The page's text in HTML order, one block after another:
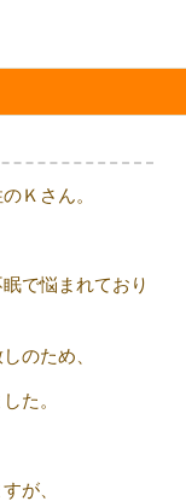
Ｋさん。
で悩まれており
のため、
た。
が、